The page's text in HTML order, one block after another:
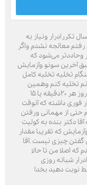
واحترام به آقا دکتر. بنده الان بالای ۱۴سال تکررادرار ونیاز به
معالجه نشدم واگر
وحاددتر می‌شود که
آخرین سونو وآزمایش
تخلیه تخلیه کامل
می‌شود۲۰در۱۰۰میتوانم تخلیه کنم وهمین
باعث آزارم وناراحتیم شده که باید در شبانه روز هر ۲۰دقیقه یا ۱۵
فوری داشته که آنوقت
حتی از مهمانی ورفتن
دکتر بنده به کولیت
که تقریبا مقدار
گفتن چیزی نیست .آقا
اصلا من تا حالا
شبانه روزی
نوبت دهید بخدا